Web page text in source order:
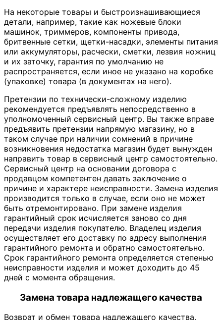
На некоторые товары и быстроизнашивающиеся
детали, например, такие как ножевые блоки
машинок, триммеров, компоненты привода,
бритвенные сетки, щетки-насадки, элементы питания
или аккумуляторы, расчески, сметки, лезвия ножниц
и их заточку, гарантия по умолчанию не
распространяется, если иное не указано на коробке
(упаковке) товара (в документах на него).
Претензии по технически-сложному изделию
рекомендуется предъявлять непосредственно в
уполномоченный сервисный центр. Вы также вправе
предъявить претензии напрямую магазину, но в
таком случае при наличии сомнений в причине
возникновения недостатка магазин будет вынужден
направить товар в сервисный центр самостоятельно.
Сервисный центр на основании договора с
продавцом компетентен давать заключение о
причине и характере неисправности. Замена изделия
производится только в случае, если оно не может
быть отремонтировано. При замене изделия
гарантийный срок исчисляется заново со дня
передачи изделия покупателю. Владелец изделия
осуществляет его доставку по адресу выполнения
гарантийного ремонта и обратно самостоятельно.
Срок гарантийного ремонта определяется степенью
неисправности изделия и может доходить до 45
дней с момента обращения.
Замена товара надлежащего качества
Возврат и обмен товара надлежащего качества,